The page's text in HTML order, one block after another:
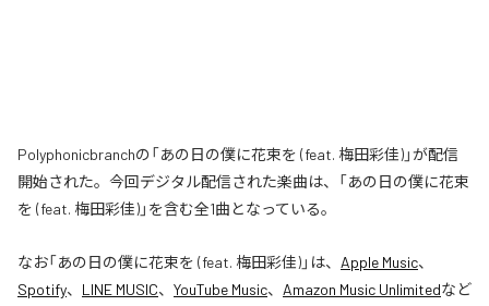
Polyphonicbranchの「あの日の僕に花束を (feat. 梅田彩佳)」が配信
開始された。今回デジタル配信された楽曲は、「あの日の僕に花束
を (feat. 梅田彩佳)」を含む全1曲となっている。
なお「あの日の僕に花束を (feat. 梅田彩佳)」は、 Apple Music、
Spotify、 LINE MUSIC、 YouTube Music、 Amazon Music Unlimitedなど